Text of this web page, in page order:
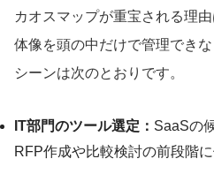
カオスマップが重宝される理
体像を頭の中だけで管理でき
シーンは次のとおりです。
IT部門のツール選定： SaaSの
RFP作成や比較検討の前段階に